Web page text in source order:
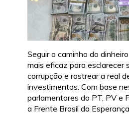
Seguir o caminho do
mais eficaz para esclarecer
corrupção e rastrear a real
investimentos. Com base
parlamentares do PT, PV e
a Frente Brasil da